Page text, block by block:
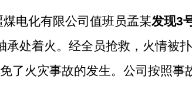
电化有限公司值班员孟某发现3
承处着火。经全员抢救，火情被
了火灾事故的发生。 公司按照事